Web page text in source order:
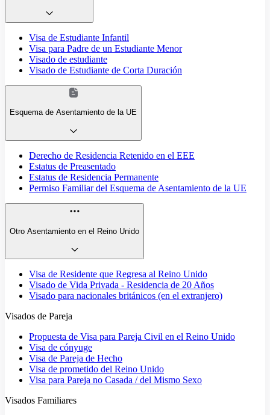
Visa de Estudiante Infantil
Visa para Padre de un Estudiante Menor
Visado de estudiante
Visado de Estudiante de Corta Duración
Esquema de Asentamiento de la UE
Derecho de Residencia Retenido en el EEE
Estatus de Preasentado
Estatus de Residencia Permanente
Permiso Familiar del Esquema de Asentamiento de la UE
Otro Asentamiento en el Reino Unido
Visa de Residente que Regresa al Reino Unido
Visado de Vida Privada - Residencia de 20 Años
Visado para nacionales británicos (en el extranjero)
Visados de Pareja
Propuesta de Visa para Pareja Civil en el Reino Unido
Visa de cónyuge
Visa de Pareja de Hecho
Visa de prometido del Reino Unido
Visa para Pareja no Casada / del Mismo Sexo
Visados Familiares